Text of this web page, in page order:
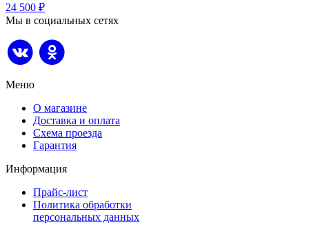
24 500 ₽
Мы в социальных сетях
Меню
О магазине
Доставка и оплата
Схема проезда
Гарантия
Информация
Прайс-лист
Политика обработки
персональных данных